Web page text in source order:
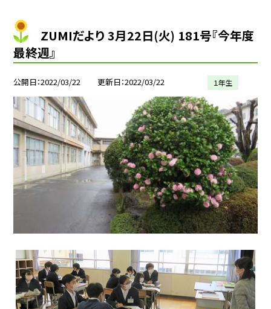
ZUMIだより 3月22日(火) 181号『今年度
最終週』
公開日 2022/03/22 更新日 2022/03/22 １年生